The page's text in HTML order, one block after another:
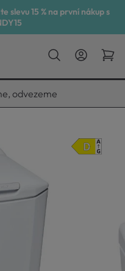
slevu 15 % na první nákup s
odvezeme